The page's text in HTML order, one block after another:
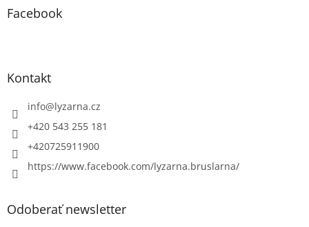
Facebook
Kontakt
info@lyzarna.cz
+420 543 255 181
+420725911900
https://www.facebook.com/lyzarna.bruslarna/
Odoberať newsletter